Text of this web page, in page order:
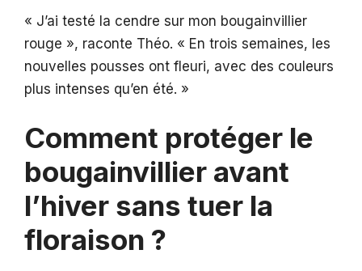
« J’ai testé la cendre sur mon bougainvillier
rouge », raconte Théo. « En trois semaines, les
nouvelles pousses ont fleuri, avec des couleurs
plus intenses qu’en été. »
Comment protéger le
bougainvillier avant
l’hiver sans tuer la
floraison ?